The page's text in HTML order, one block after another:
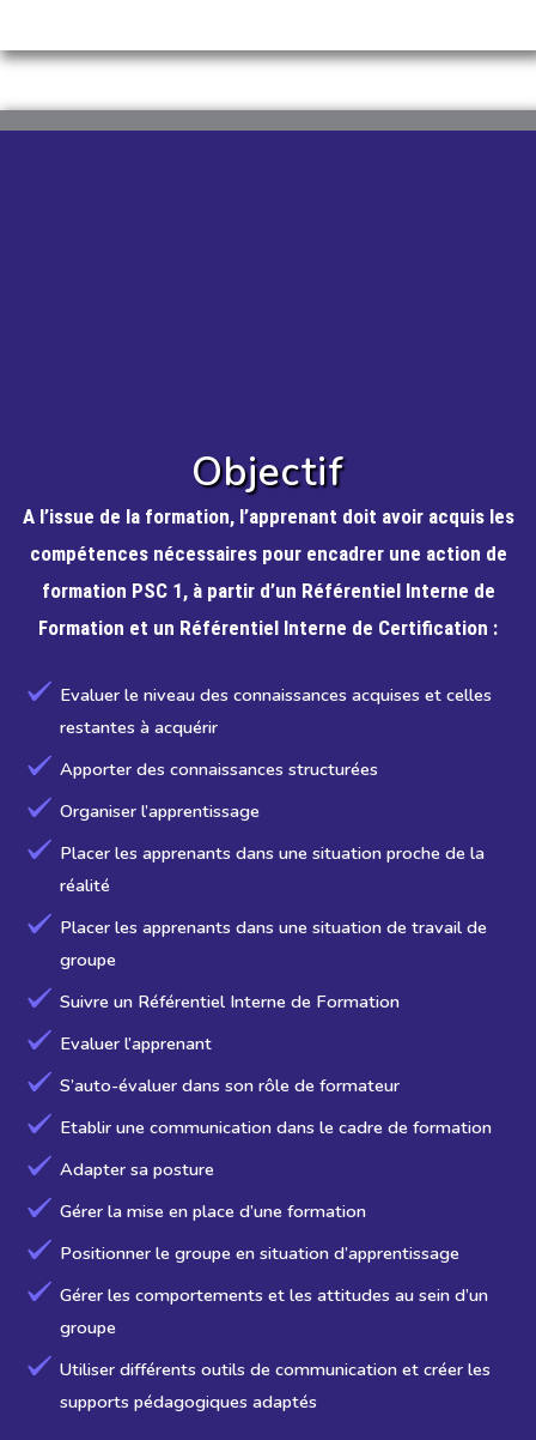
Objectif
A l’issue de la formation, l’apprenant doit avoir acquis les
compétences nécessaires pour encadrer une action de
formation PSC 1, à partir d’un Référentiel Interne de
Formation et un Référentiel Interne de Certification :
Evaluer le niveau des connaissances acquises et celles
restantes à acquérir
Apporter des connaissances structurées
Organiser l’apprentissage
Placer les apprenants dans une situation proche de la
réalité
Placer les apprenants dans une situation de travail de
groupe
Suivre un Référentiel Interne de Formation
Evaluer l’apprenant
S’auto-évaluer dans son rôle de formateur
Etablir une communication dans le cadre de formation
Adapter sa posture
Gérer la mise en place d’une formation
Positionner le groupe en situation d’apprentissage
Gérer les comportements et les attitudes au sein d’un
groupe
Utiliser différents outils de communication et créer les
supports pédagogiques adaptés